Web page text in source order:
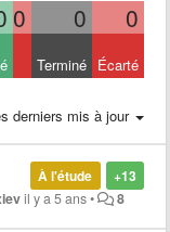
0 0 0
Terminé Écarté
derniers mis à jour
+13
À l'étude
il y a 5 ans• 8